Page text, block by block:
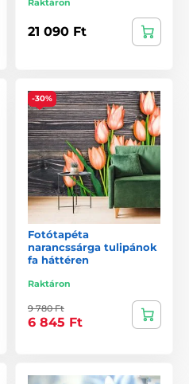
21 090 Ft
-30%
Fotótapéta
narancssárga tulipánok
fa háttéren
Raktáron
9 780 Ft
6 845 Ft